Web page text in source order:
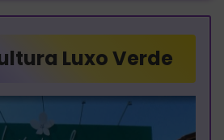
Luxo Verde